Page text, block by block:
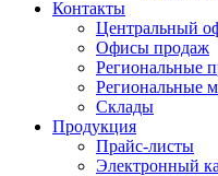
Контакты
Центральный
Офисы продаж
Региональные
Региональные
Склады
Продукция
Прайс-листы
Электронный